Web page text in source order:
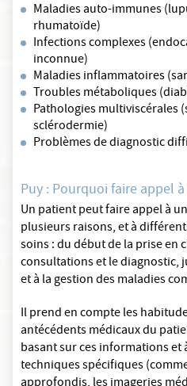
Maladies auto-immunes
rhumatoïde)
Infections complexes
inconnue)
Maladies inflammatoires
Troubles métaboliques
Pathologies multiviscérales
sclérodermie)
Problèmes de diagnostic
Puy : Pourquoi faire appel
Un patient peut faire appel à
plusieurs raisons, et à
soins : du début de la prise en
consultations et le diagnostic,
et à la gestion des maladies
Il prend en compte les
antécédents médicaux du
basant sur ces informations et
techniques spécifiques